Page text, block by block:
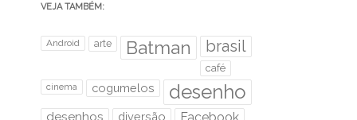
VEJA TAMBÉM:
Android arte Batman brasil
café
cinema cogumelos desenho
desenhos diversão Facebook